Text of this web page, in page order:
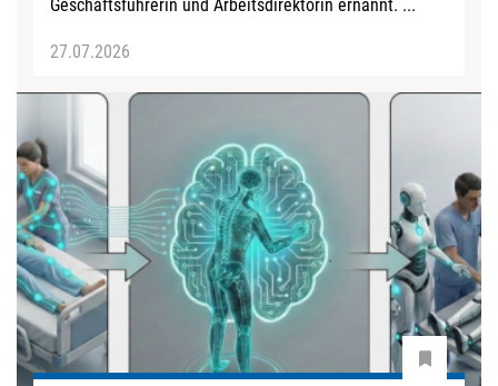
Geschäftsführerin und Arbeitsdirektorin ernannt. ...
27.07.2026